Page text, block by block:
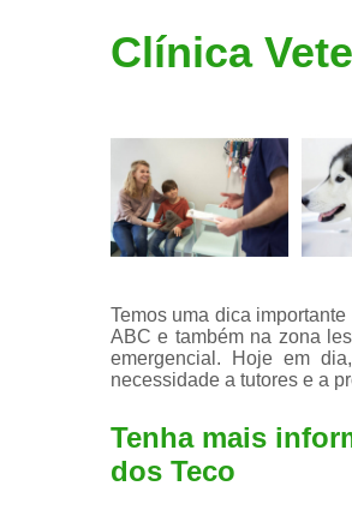
Clínica
Temos uma dica
ABC e também na zona
emergencial. Hoje em
necessidade a tutores e a
Tenha mais
dos Teco